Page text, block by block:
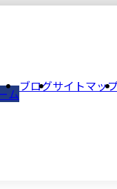
ムブログサイトマッ